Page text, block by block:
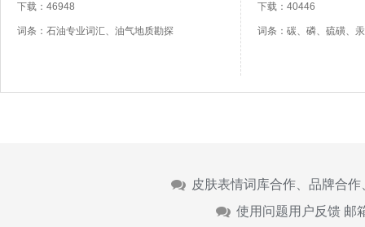
下载：46948
词条：石油专业词汇、油气地质勘探
下载：40446
词条：碳、磷、硫磺、
皮肤表情词库合作、品牌合
使用问题用户反馈 邮